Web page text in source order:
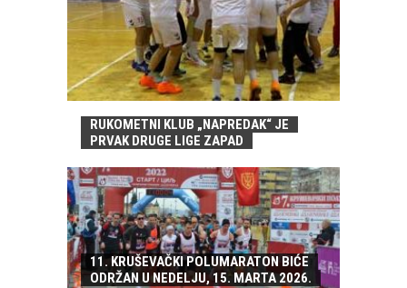
RUKOMETNI KLUB „NAPREDAK“ JE
PRVAK DRUGE LIGE ZAPAD
11. KRUŠEVAČKI POLUMARATON BIĆE
ODRŽAN U NEDELJU, 15. MARTA 2026.